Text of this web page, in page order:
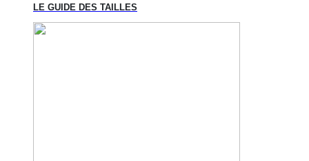
LE GUIDE DES TAILLES